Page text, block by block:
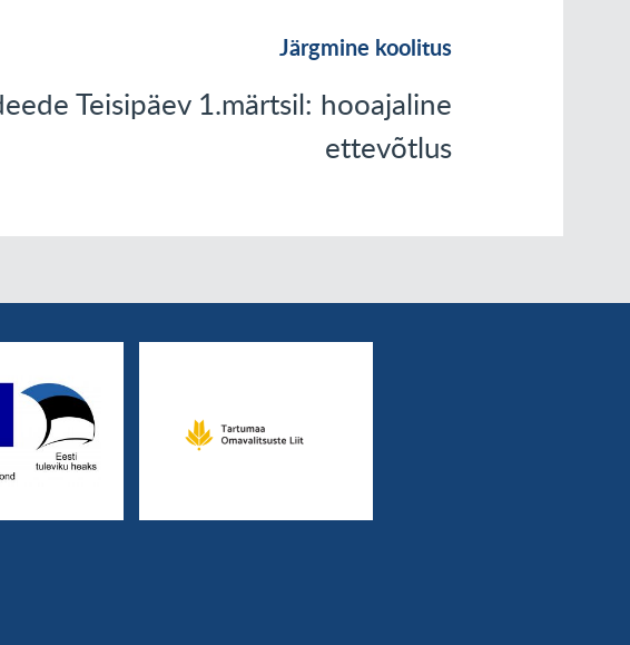
Järgmine koolitus
Teisipäev 1.märtsil: hooajaline
ettevõtlus